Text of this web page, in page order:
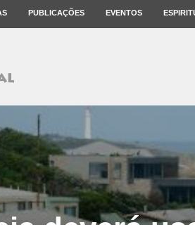
PUBLICAÇÕES EVENTOS